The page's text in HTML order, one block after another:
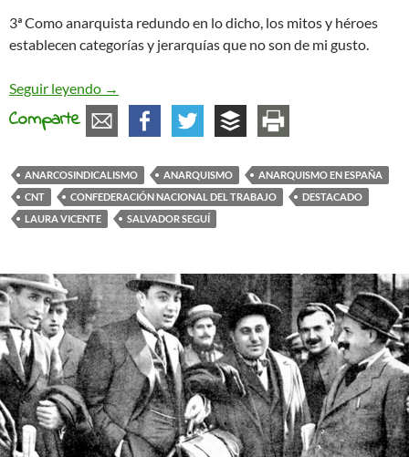
3ª Como anarquista redundo en lo dicho, los mitos y héroes
establecen categorías y jerarquías que no son de mi gusto.
Seguir leyendo Salvador Seguí, ni héroe ni mito
→
Comparte
ANARCOSINDICALISMO ANARQUISMO
ANARQUISMO EN ESPAÑA
CNT
CONFEDERACIÓN NACIONAL DEL TRABAJO
DESTACADO
LAURA VICENTE
SALVADOR SEGUÍ